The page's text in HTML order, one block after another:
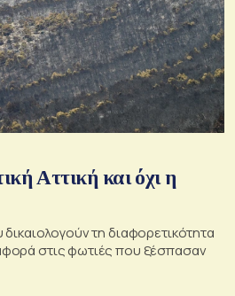
Αττική και όχι η
τη διαφορετικότητα
στις φωτιές που ξέσπασαν